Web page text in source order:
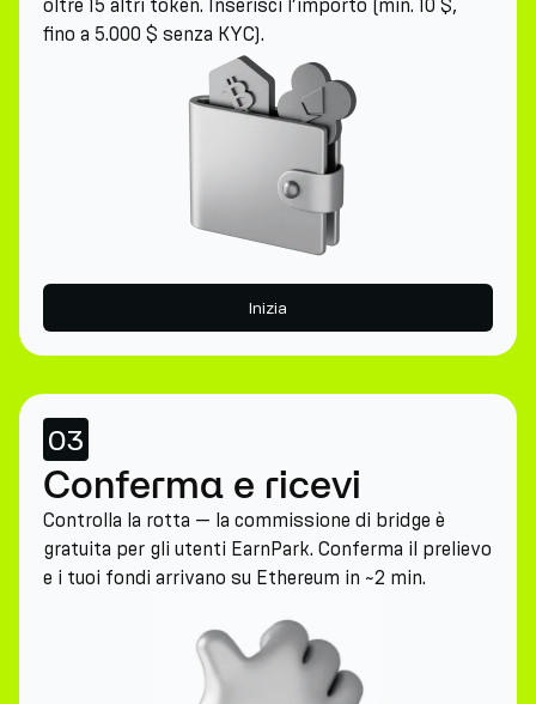
oltre 15 altri token. Inserisci l’importo (min. 10 $,
fino a 5.000 $ senza KYC).
Inizia
03
Conferma e ricevi
Controlla la rotta — la commissione di bridge è
gratuita per gli utenti EarnPark. Conferma il prelievo
e i tuoi fondi arrivano su Ethereum in ~2 min.